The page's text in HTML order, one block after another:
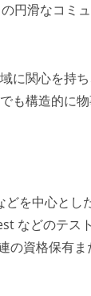
円滑なコミ
に関心を持
も構造的に
を中心とし
などのテス
の資格保有